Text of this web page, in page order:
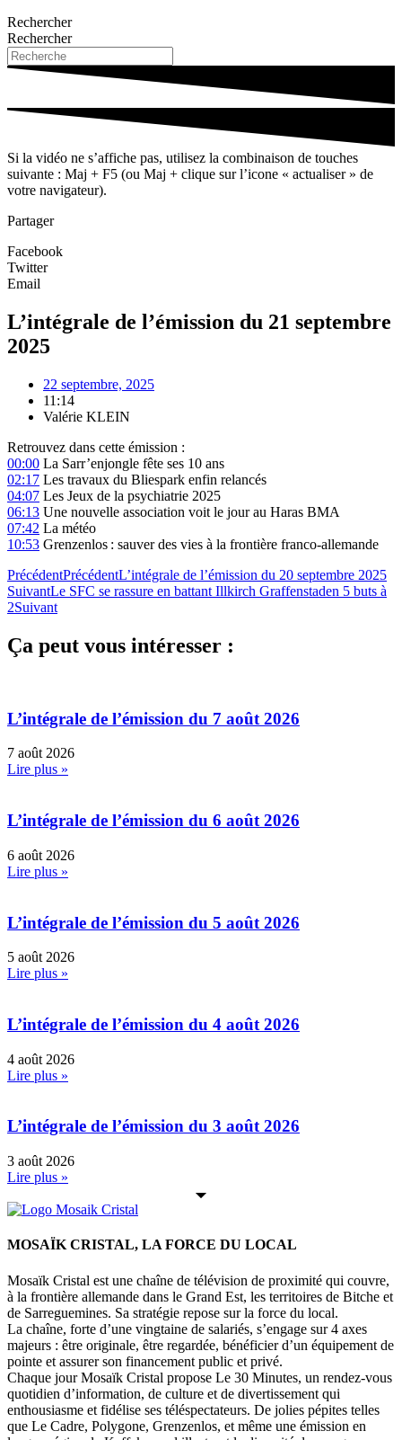
Rechercher
Rechercher
Si la vidéo ne s’affiche pas, utilisez la combinaison de touches
suivante : Maj + F5 (ou Maj + clique sur l’icone « actualiser » de
votre navigateur).
Partager
Facebook
Twitter
Email
L’intégrale de l’émission du 21 septembre
2025
22 septembre, 2025
11:14
Valérie KLEIN
Retrouvez dans cette émission :
00:00 La Sarr’enjongle fête ses 10 ans
02:17 Les travaux du Bliespark enfin relancés
04:07 Les Jeux de la psychiatrie 2025
06:13 Une nouvelle association voit le jour au Haras BMA
07:42 La météo
10:53 Grenzenlos : sauver des vies à la frontière franco-allemande
PrécédentPrécédentL’intégrale de l’émission du 20 septembre 2025
SuivantLe SFC se rassure en battant Illkirch Graffenstaden 5 buts à
2Suivant
Ça peut vous intéresser :
L’intégrale de l’émission du 7 août 2026
7 août 2026
Lire plus »
L’intégrale de l’émission du 6 août 2026
6 août 2026
Lire plus »
L’intégrale de l’émission du 5 août 2026
5 août 2026
Lire plus »
L’intégrale de l’émission du 4 août 2026
4 août 2026
Lire plus »
L’intégrale de l’émission du 3 août 2026
3 août 2026
Lire plus »
MOSAÏK CRISTAL, LA FORCE DU LOCAL
Mosaïk Cristal est une chaîne de télévision de proximité qui couvre,
à la frontière allemande dans le Grand Est, les territoires de Bitche et
de Sarreguemines. Sa stratégie repose sur la force du local.
La chaîne, forte d’une vingtaine de salariés, s’engage sur 4 axes
majeurs : être originale, être regardée, bénéficier d’un équipement de
pointe et assurer son financement public et privé.
Chaque jour Mosaïk Cristal propose Le 30 Minutes, un rendez-vous
quotidien d’information, de culture et de divertissement qui
enthousiasme et fidélise ses téléspectateurs. De jolies pépites telles
que Le Cadre, Polygone, Grenzenlos, et même une émission en